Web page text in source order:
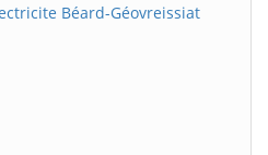
Béard-Géovreissiat